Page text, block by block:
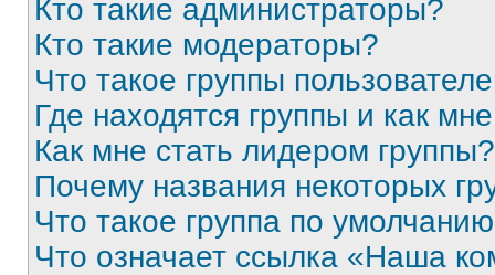
Кто такие администраторы?
Кто такие модераторы?
Что такое группы
Где находятся группы и как
Как мне стать лидером группы?
Почему названия некоторых
Что такое группа по
Что означает ссылка «Наша